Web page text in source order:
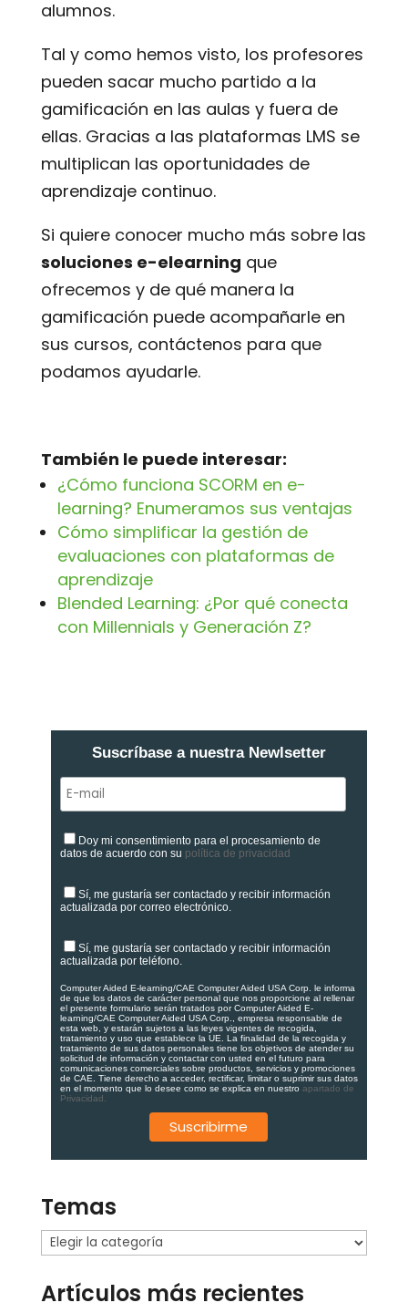
alumnos.
Tal y como hemos visto, los profesores
pueden sacar mucho partido a la
gamificación en las aulas y fuera de
ellas. Gracias a las plataformas LMS se
multiplican las oportunidades de
aprendizaje continuo.
Si quiere conocer mucho más sobre las
soluciones e-elearning que
ofrecemos y de qué manera la
gamificación puede acompañarle en
sus cursos, contáctenos para que
podamos ayudarle.
También le puede interesar:
¿Cómo funciona SCORM en e-
learning? Enumeramos sus ventajas
Cómo simplificar la gestión de
evaluaciones con plataformas de
aprendizaje
Blended Learning: ¿Por qué conecta
con Millennials y Generación Z?
Suscríbase a nuestra Newlsetter
Doy mi consentimiento para el procesamiento de
datos de acuerdo con su política de privacidad
Sí, me gustaría ser contactado y recibir información
actualizada por correo electrónico.
Sí, me gustaría ser contactado y recibir información
actualizada por teléfono.
Computer Aided E-learning/CAE Computer Aided USA Corp. le informa
de que los datos de carácter personal que nos proporcione al rellenar
el presente formulario serán tratados por Computer Aided E-
learning/CAE Computer Aided USA Corp., empresa responsable de
esta web, y estarán sujetos a las leyes vigentes de recogida,
tratamiento y uso que establece la UE. La finalidad de la recogida y
tratamiento de sus datos personales tiene los objetivos de atender su
solicitud de información y contactar con usted en el futuro para
comunicaciones comerciales sobre productos, servicios y promociones
de CAE. Tiene derecho a acceder, rectificar, limitar o suprimir sus datos
en el momento que lo desee como se explica en nuestro apartado de
Privacidad.
Temas
Temas
Artículos más recientes